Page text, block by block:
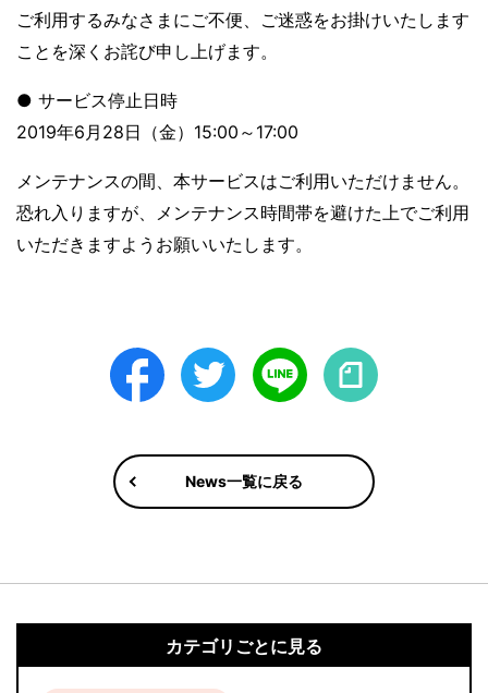
ご利用するみなさまにご不便、ご迷惑をお掛けいたします
ことを深くお詫び申し上げます。
● サービス停止日時
2019年6月28日（金）15:00～17:00
メンテナンスの間、本サービスはご利用いただけません。
恐れ入りますが、メンテナンス時間帯を避けた上でご利用
いただきますようお願いいたします。
FacebookTwitter LINE note
News一覧に戻る
カテゴリごとに見る